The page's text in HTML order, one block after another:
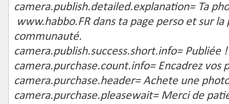
camera.publish.detailed.explanation= Ta
www.habbo.FR dans ta page perso et sur la
communauté.
camera.publish.success.short.info= Publiée !
camera.purchase.count.info= Encadrez vos
camera.purchase.header= Achete une
camera.purchase.pleasewait= Merci de